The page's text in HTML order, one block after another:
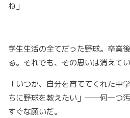
ね」
学生生活の全てだった野球。卒業
る。それでも、その思いは消えてい
「いつか、自分を育ててくれた中
ちに野球を教えたい」――何一つ
すぐな願いだ。